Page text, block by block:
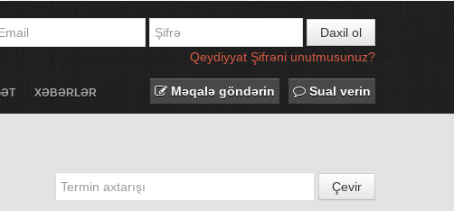
Daxil ol
Qeydiyyat Şifrəni unutmusunuz?
XƏBƏRLƏR Məqalə göndərin Sual verin
Çevir